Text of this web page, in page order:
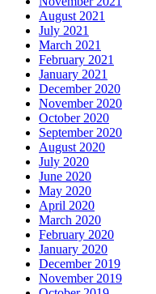
August 2021
July 2021
March 2021
February 2021
January 2021
December 2020
November 2020
October 2020
September 2020
August 2020
July 2020
June 2020
May 2020
April 2020
March 2020
February 2020
January 2020
December 2019
November 2019